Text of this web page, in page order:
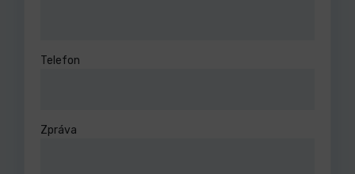
Telefon
Zpráva